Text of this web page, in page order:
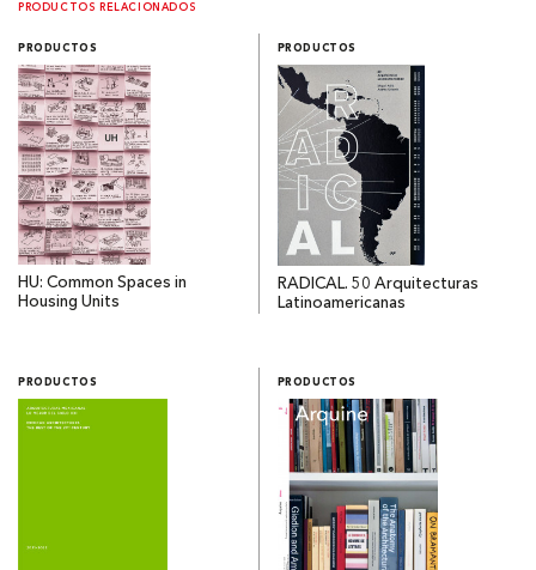
PRODUCTOS RELACIONADOS
PRODUCTOS
HU: Common Spaces in
Housing Units
PRODUCTOS
RADICAL. 50 Arquitecturas
Latinoamericanas
PRODUCTOS PRODUCTOS